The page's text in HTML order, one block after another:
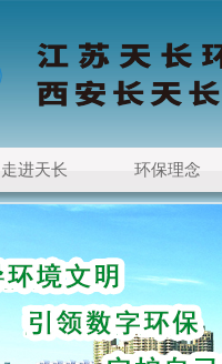
走进天长 环保理念